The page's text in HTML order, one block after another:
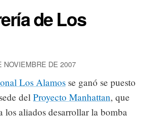
de Los
DE 2007
Los Alamos se ganó se puesto
del Proyecto Manhattan, que
los aliados desarrollar la bomba